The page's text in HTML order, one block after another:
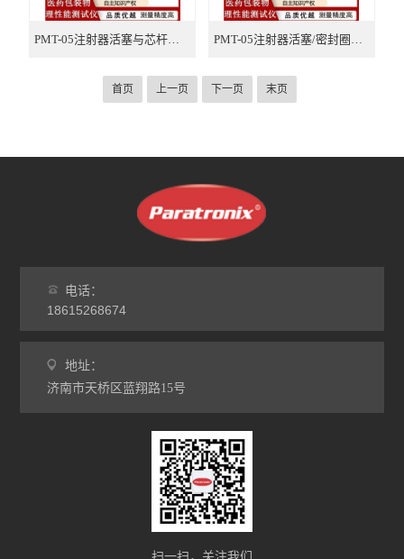
PMT-05注射器活塞与芯杆分离力测试仪 PMT-05注射器活塞/密封圈泄漏性测试仪
首页 上一页 下一页 末页
电话：
18615268674
地址：
济南市天桥区蓝翔路15号